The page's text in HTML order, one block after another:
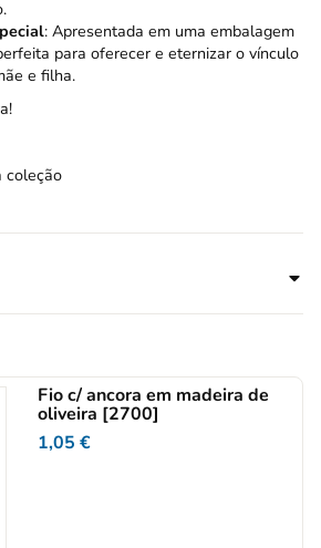
: Apresentada em uma embalagem
para oferecer e eternizar o vínculo
e filha.
coleção
Fio c/ ancora em madeira de
oliveira [2700]
1,05€